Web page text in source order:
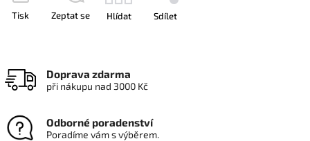
Tisk Zeptat se Hlídat Sdílet
Doprava zdarma
při nákupu nad 3000 Kč
Odborné poradenství
Poradíme vám s výběrem.